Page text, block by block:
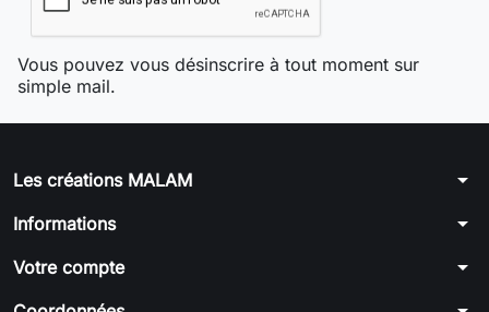
Vous pouvez vous désinscrire à tout moment sur
simple mail.
Les créations MALAM arrow_drop_down
Informations arrow_drop_down
Votre compte arrow_drop_down